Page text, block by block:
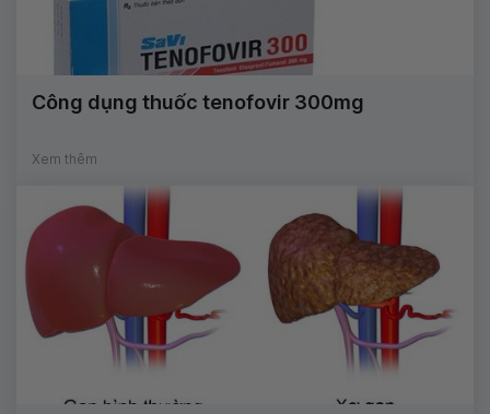
Công dụng thuốc tenofovir 300mg
Xem thêm